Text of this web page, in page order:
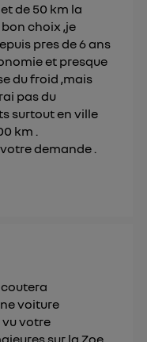
de 50 km la
choix ,je
pres de 6 ans
et presque
du froid ,mais
pas du
surtout en ville
km .
demande .
coutera
voiture
votre
sur la Zoe